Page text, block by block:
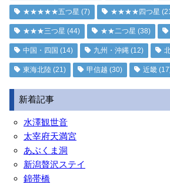
★★★★★五つ星 (7) ★★★★四つ星
★★★三つ星 (44) ★★二つ星 (38)
中国・四国 (14) 九州・沖縄 (12)
東海北陸 (21) 甲信越 (30) 近畿
新着記事
水澤観世音
太宰府天満宮
あぶくま洞
新潟贅沢ステイ
錦帯橋